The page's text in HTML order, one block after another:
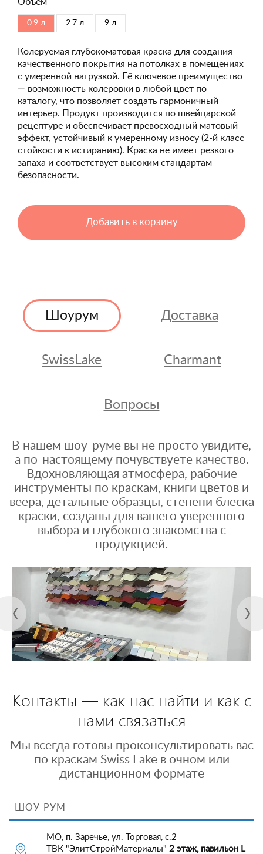
0.9 л 2.7 л 9 л
Колеруемая глубокоматовая краска для создания
качественного покрытия на потолках в помещениях
с умеренной нагрузкой. Её ключевое преимущество
— возможность колеровки в любой цвет по
каталогу, что позволяет создать гармоничный
интерьер. Продукт производится по швейцарской
рецептуре и обеспечивает превосходный матовый
эффект, устойчивый к умеренному износу (2-й класс
стойкости к истиранию). Краска не имеет резкого
запаха и соответствует высоким стандартам
безопасности.
Добавить в корзину
Шоурум Доставка
SwissLake Charmant
Вопросы
В нашем шоу-руме вы не просто увидите,
а по-настоящему почувствуете качество.
Вдохновляющая атмосфера, рабочие
инструменты по краскам, книги цветов и
веера, детальные образцы, степени блеска
краски, созданы для вашего уверенного
выбора и глубокого знакомства с
продукцией.
Контакты — как нас найти и как с
нами связаться
Мы всегда готовы проконсультировать вас
по краскам Swiss Lake в очном или
дистанционном формате
ШОУ-РУМ
МО, п. Заречье, ул. Торговая, с.2
ТВК "ЭлитСтройМатериалы" 2 этаж, павильон L